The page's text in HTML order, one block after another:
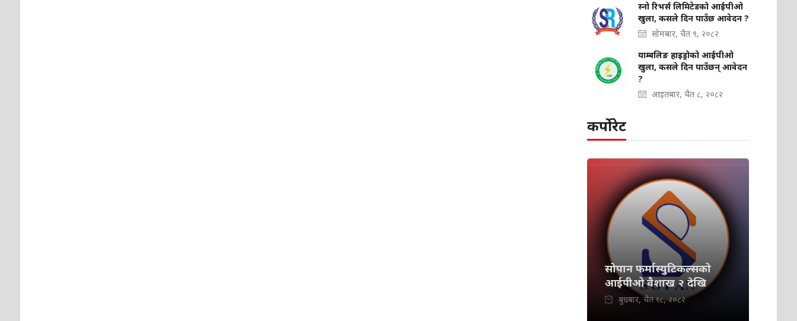
स्नो रिभर्स लिमिटेडको आईपीओ
खुला, कसले दिन पाउँछ आवेदन ?
सोमबार, चैत ९, २०८२
याम्बलिङ हाइड्रोको आईपीओ
खुला, कसले दिन पाउँछन् आवेदन
?
आइतबार, चैत ८, २०८२
कर्पोरेट
सोपान फर्मास्युटिकल्सको
आईपीओ वैशाख २ देखि
बुधबार, चैत १८, २०८२